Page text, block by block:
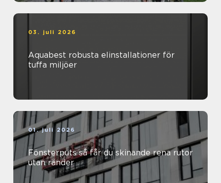
03. juli 2026
Aquabest robusta elinstallationer för
tuffa miljöer
01. juli 2026
Fönsterputs så får du skinande rena rutor
utan ränder